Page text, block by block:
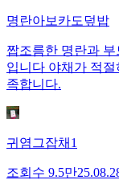
명란아보카도덮밥
짭조름한 명란과
입니다 야채가 적
족합니다.
귀염그잡채1
조회수 9.5만